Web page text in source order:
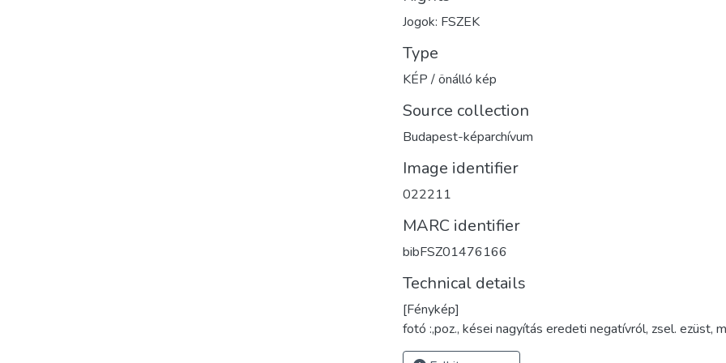
Jogok: FSZEK
Type
KÉP / önálló kép
Source collection
Budapest-képarchívum
Image identifier
022211
MARC identifier
bibFSZ01476166
Technical details
[Fénykép]
fotó :,poz., kései nagyítás eredeti negatívról, zsel. ezüst,